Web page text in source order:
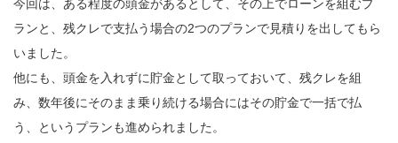
今回は、ある程度の頭金があるとして、その上でローンを組むプ
ランと、残クレで支払う場合の2つのプランで見積りを出してもら
いました。
他にも、頭金を入れずに貯金として取っておいて、残クレを組
み、数年後にそのまま乗り続ける場合にはその貯金で一括で払
う、というプランも進められました。